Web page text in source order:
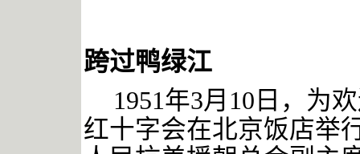
跨过鸭绿江
1951年3月10日，为
红十字会在北京饭店举